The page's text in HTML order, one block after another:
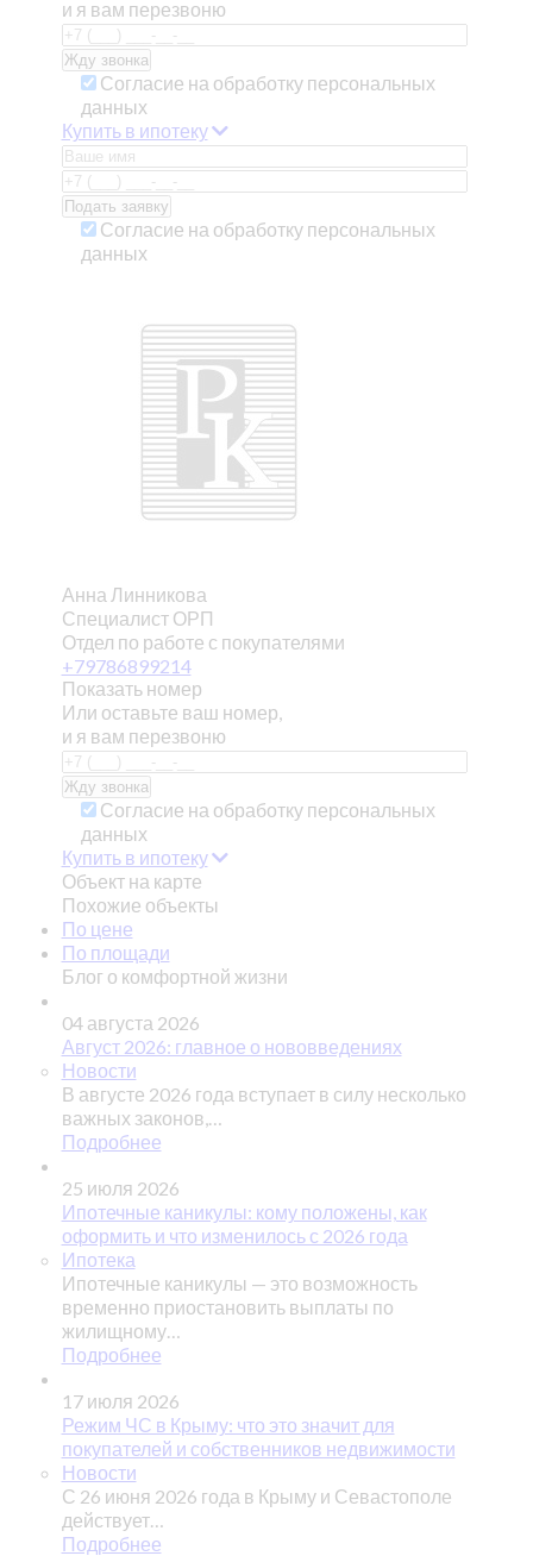
и я вам перезвоню
Согласие на обработку персональных
данных
Купить в ипотеку
Согласие на обработку персональных
данных
Анна Линникова
Специалист ОРП
Отдел по работе с покупателями
+79786899214
Показать номер
Или оставьте ваш номер,
и я вам перезвоню
Согласие на обработку персональных
данных
Купить в ипотеку
Объект на карте
Похожие объекты
По цене
По площади
Блог о комфортной жизни
04 августа 2026
Август 2026: главное о нововведениях
Новости
В августе 2026 года вступает в силу несколько
важных законов,…
Подробнее
25 июля 2026
Ипотечные каникулы: кому положены, как
оформить и что изменилось с 2026 года
Ипотека
Ипотечные каникулы — это возможность
временно приостановить выплаты по
жилищному…
Подробнее
17 июля 2026
Режим ЧС в Крыму: что это значит для
покупателей и собственников недвижимости
Новости
С 26 июня 2026 года в Крыму и Севастополе
действует…
Подробнее